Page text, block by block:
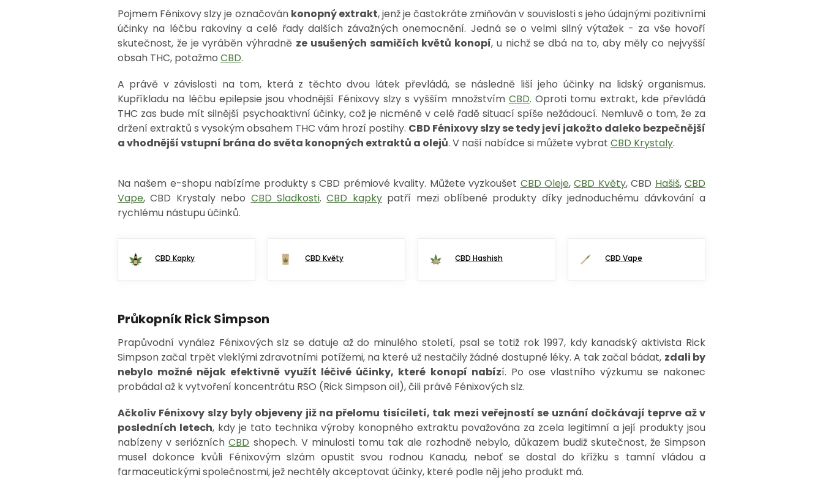
Pojmem Fénixovy slzy je označován konopný extrakt, jenž je častokráte zmiňován v souvislosti s jeho údajnými pozitivními
účinky na léčbu rakoviny a celé řady dalších závažných onemocnění. Jedná se o velmi silný výtažek - za vše hovoří
skutečnost, že je vyráběn výhradně ze usušených samičích květů konopí, u nichž se dbá na to, aby měly co nejvyšší
obsah THC, potažmo CBD.
A právě v závislosti na tom, která z těchto dvou látek převládá, se následně liší jeho účinky na lidský organismus.
Kupříkladu na léčbu epilepsie jsou vhodnější Fénixovy slzy s vyšším množstvím CBD. Oproti tomu extrakt, kde převládá
THC zas bude mít silnější psychoaktivní účinky, což je nicméně v celé řadě situací spíše nežádoucí. Nemluvě o tom, že za
držení extraktů s vysokým obsahem THC vám hrozí postihy. CBD Fénixovy slzy se tedy jeví jakožto daleko bezpečnější
a vhodnější vstupní brána do světa konopných extraktů a olejů. V naší nabídce si můžete vybrat CBD Krystaly.
Na našem e-shopu nabízíme produkty s CBD prémiové kvality. Můžete vyzkoušet CBD Oleje,CBD Květy, CBD Hašiš,CBD
Vape, CBD Krystaly nebo CBD Sladkosti.CBD kapkypatří mezi oblíbené produkty díky jednoduchému dávkování a
rychlému nástupu účinků.
CBD Kapky CBD Květy CBD Hashish CBD Vape
Průkopník Rick Simpson
Prapůvodní vynález Fénixových slz se datuje až do minulého století, psal se totiž rok 1997, kdy kanadský aktivista Rick
Simpson začal trpět vleklými zdravotními potížemi, na které už nestačily žádné dostupné léky. A tak začal bádat, zdali by
nebylo možné nějak efektivně využít léčivé účinky, které konopí nabízí. Po ose vlastního výzkumu se nakonec
probádal až k vytvoření koncentrátu RSO (Rick Simpson oil), čili právě Fénixových slz.
Ačkoliv Fénixovy slzy byly objeveny již na přelomu tisíciletí, tak mezi veřejností se uznání dočkávají teprve až v
posledních letech, kdy je tato technika výroby konopného extraktu považována za zcela legitimní a její produkty jsou
nabízeny v seriózníchCBD shopech. V minulosti tomu tak ale rozhodně nebylo, důkazem budiž skutečnost, že Simpson
musel dokonce kvůli Fénixovým slzám opustit svou rodnou Kanadu, neboť se dostal do křížku s tamní vládou a
farmaceutickými společnostmi, jež nechtěly akceptovat účinky, které podle něj jeho produkt má.